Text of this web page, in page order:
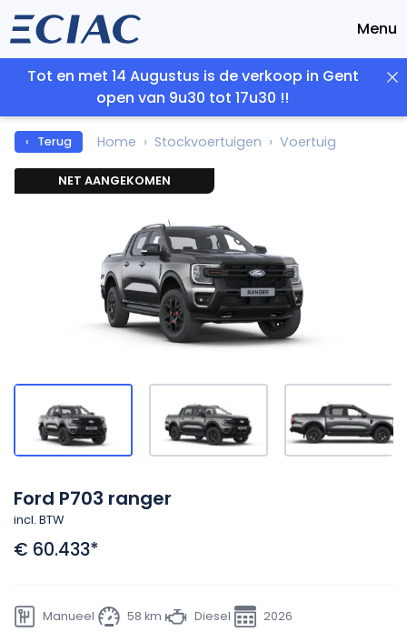
Menu
Tot en met 14 Augustus is de verkoop in Gent
open van 9u30 tot 17u30 !!
‹ Terug Home Stockvoertuigen Voertuig
NET AANGEKOMEN
Ford P703 ranger
incl. BTW
€ 60.433*
Manueel 58 km Diesel 2026